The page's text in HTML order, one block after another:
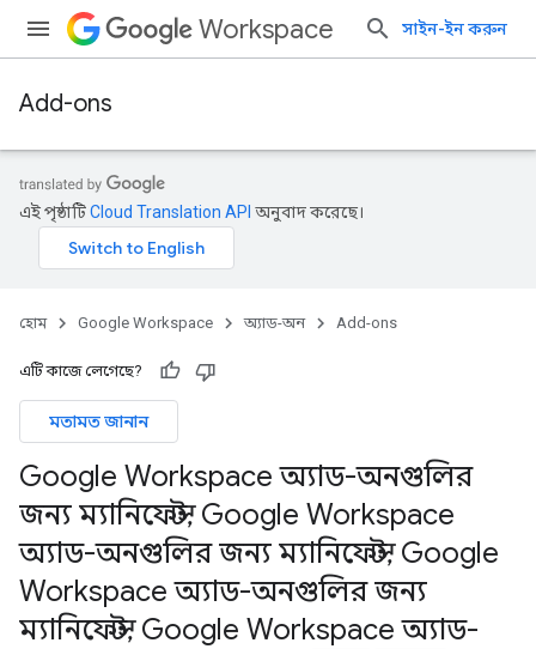
Workspace সাইন-ইন করুন
Add-ons
এই পৃষ্ঠাটিCloud Translation API অনুবাদ করেছে।
হোম Google Workspace অ্যাড-অন Add-ons
এটি কাজে লেগেছে?
মতামত জানান
Google Workspace অ্যাড-অনগুলির
জন্য ম্যানিফেস্ট,Google Workspace
অ্যাড-অনগুলির জন্য ম্যানিফেস্ট,Google
Workspace অ্যাড-অনগুলির জন্য
ম্যানিফেস্ট,Google Workspace অ্যাড-